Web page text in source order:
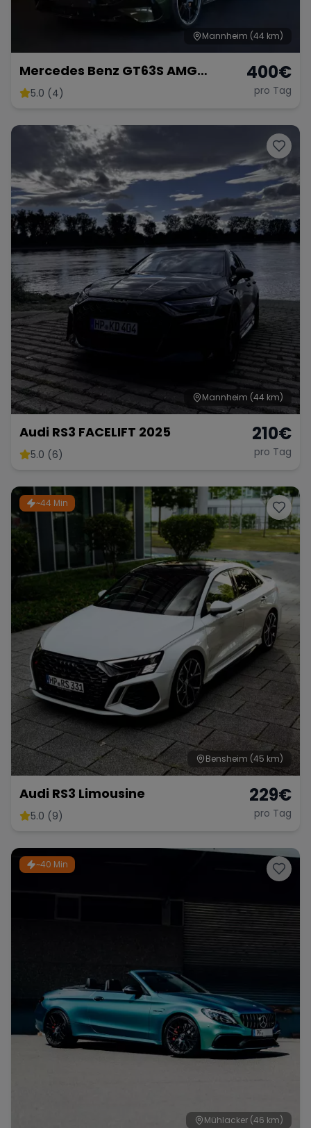
Mannheim (44 km)
Mercedes Benz GT63S AMG
FACELIFT
5.0 (4)
400€
pro Tag
Mannheim (44 km)
Audi RS3 FACELIFT 2025
5.0 (6)
210€
pro Tag
~44 Min
Bensheim (45 km)
Audi RS3 Limousine
5.0 (9)
229€
pro Tag
~40 Min
Mühlacker (46 km)